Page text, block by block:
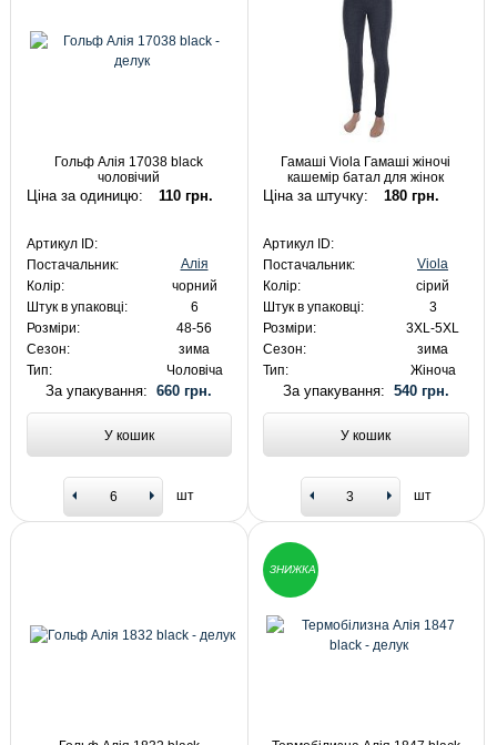
Гольф Алія 17038 black
чоловічий
Ціна за одиницю: 110 грн.
Артикул ID:
Постачальник:
Алія
Колір:
чорний
Штук в упаковці:
6
Розміри:
48-56
Сезон:
зима
Тип:
Чоловіча
За упакування:660 грн.
У кошик
шт
Гамаші Viola Гамаші жіночі
кашемір батал для жінок
Ціна за штучку: 180 грн.
Артикул ID:
Постачальник:
Viola
Колір:
сірий
Штук в упаковці:
3
Розміри:
3XL-5XL
Сезон:
зима
Тип:
Жіноча
За упакування: 540 грн.
У кошик
шт
ЗНИЖКА